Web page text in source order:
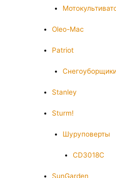
Oleo-Mac
Patriot
Снегоуборщики
Stanley
Sturm!
Шуруповерты
CD3018C
SunGarden